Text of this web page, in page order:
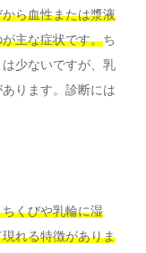
ら血性または漿液
主な症状です。ち
少ないですが、乳
ります。診断には
くびや乳輪に湿
れる特徴がありま